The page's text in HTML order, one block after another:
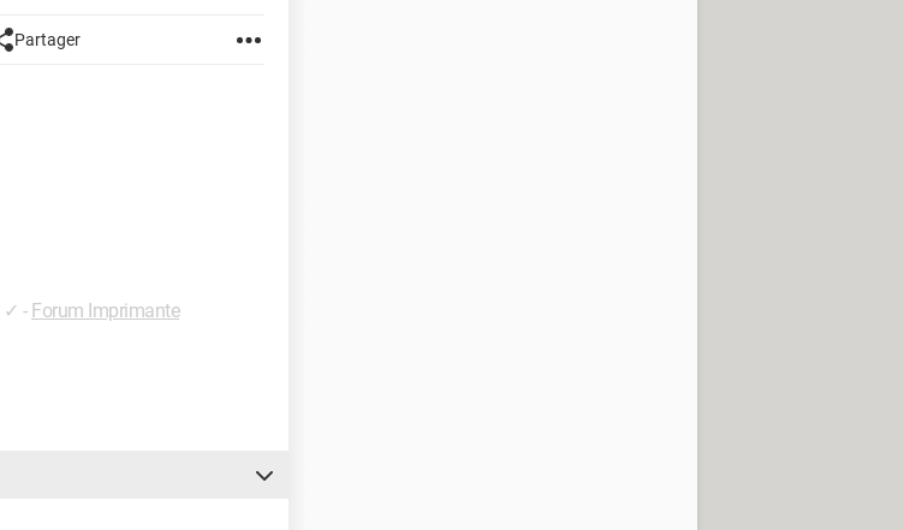
Partager
✓ - Forum Imprimante